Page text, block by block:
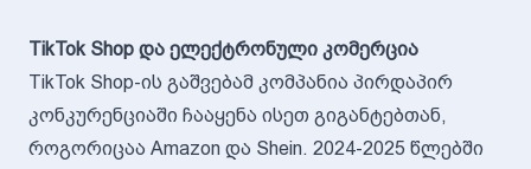
TikTok Shop და ელექტრონული კომერცია
TikTok Shop-ის გაშვებამ კომპანია პირდაპირ
კონკურენციაში ჩააყენა ისეთ გიგანტებთან,
როგორიცაა Amazon და Shein. 2024-2025 წლებში